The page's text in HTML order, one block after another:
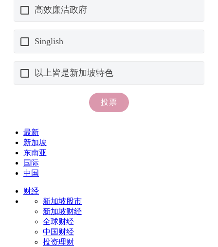
最新
新加坡
东南亚
国际
中国
财经
新加坡股市
新加坡财经
全球财经
中国财经
投资理财